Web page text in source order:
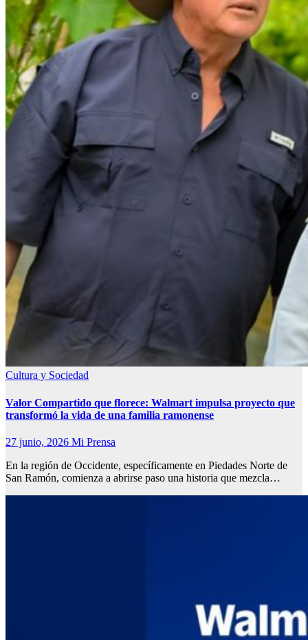
Cultura y Sociedad
Valor Compartido que florece: Walmart impulsa proyecto que
transformó la vida de una familia ramonense
27 junio, 2026 Mi Prensa
En la región de Occidente, específicamente en Piedades Norte de
San Ramón, comienza a abrirse paso una historia que mezcla…